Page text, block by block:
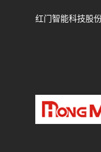
红门智能科技股